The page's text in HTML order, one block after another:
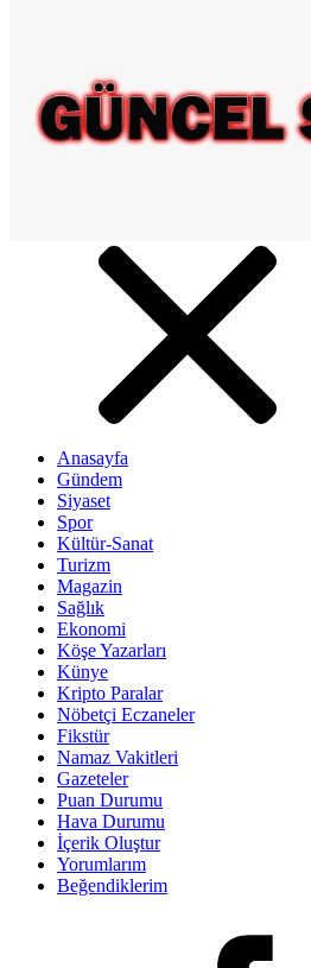
Anasayfa
Gündem
Siyaset
Spor
Kültür-Sanat
Turizm
Magazin
Sağlık
Ekonomi
Köşe Yazarları
Künye
Kripto Paralar
Nöbetçi Eczaneler
Fikstür
Namaz Vakitleri
Gazeteler
Puan Durumu
Hava Durumu
İçerik Oluştur
Yorumlarım
Beğendiklerim